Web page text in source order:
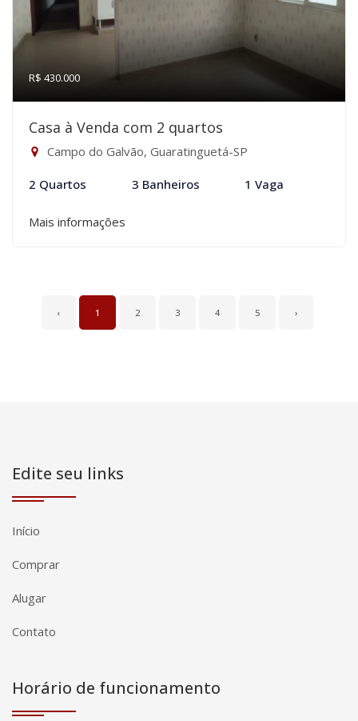
R$ 430.000
Casa à Venda com 2 quartos
Campo do Galvão, Guaratinguetá-SP
2 Quartos 3 Banheiros 1 Vaga
Mais informações
‹ 1 2 3 4 5 ›
Edite seu links
Início
Comprar
Alugar
Contato
Horário de funcionamento